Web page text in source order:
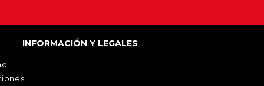
INFORMACIÓN Y LEGALES